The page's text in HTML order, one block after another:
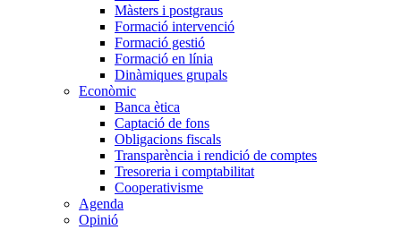
Màsters i postgraus
Formació intervenció
Formació gestió
Formació en línia
Dinàmiques grupals
Econòmic
Banca ètica
Captació de fons
Obligacions fiscals
Transparència i rendició de comptes
Tresoreria i comptabilitat
Cooperativisme
Agenda
Opinió